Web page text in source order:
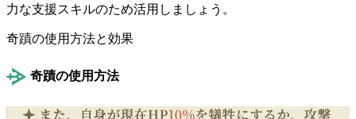
力な支援スキルのため活用しましょう。
奇蹟の使用方法と効果
奇蹟の使用方法